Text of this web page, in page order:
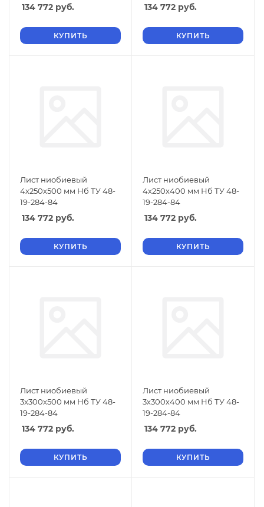
134 772 руб.
КУПИТЬ
134 772 руб.
КУПИТЬ
Лист ниобиевый
4х250х500 мм Нб ТУ 48-
19-284-84
134 772 руб.
КУПИТЬ
Лист ниобиевый
4х250х400 мм Нб ТУ 48-
19-284-84
134 772 руб.
КУПИТЬ
Лист ниобиевый
3х300х500 мм Нб ТУ 48-
19-284-84
134 772 руб.
КУПИТЬ
Лист ниобиевый
3х300х400 мм Нб ТУ 48-
19-284-84
134 772 руб.
КУПИТЬ